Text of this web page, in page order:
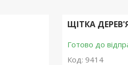
ЩІТКА
Готово до
Код: 9414